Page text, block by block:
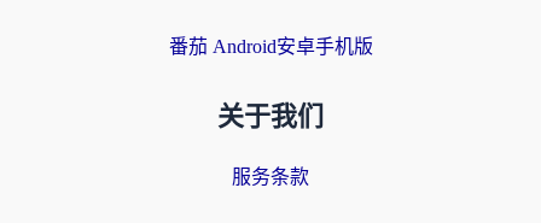
番茄 Android安卓手机版
关于我们
服务条款